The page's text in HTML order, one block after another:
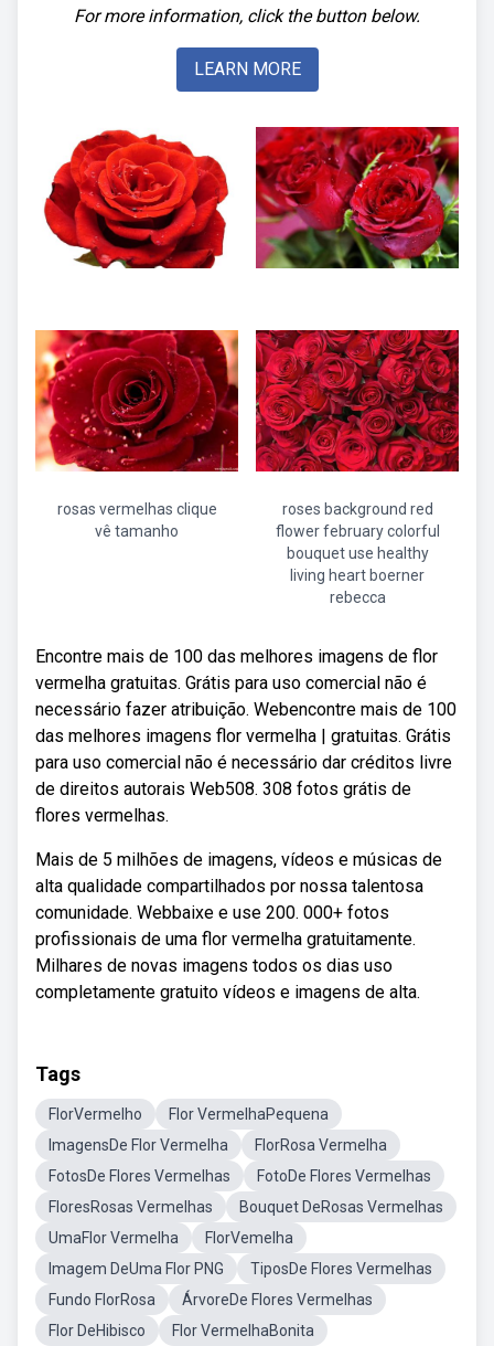
For more information, click the button below.
LEARN MORE
rosas vermelhas clique
vê tamanho
roses background red
flower february colorful
bouquet use healthy
living heart boerner
rebecca
Encontre mais de 100 das melhores imagens de flor
vermelha gratuitas. Grátis para uso comercial não é
necessário fazer atribuição. Webencontre mais de 100
das melhores imagens flor vermelha | gratuitas. Grátis
para uso comercial não é necessário dar créditos livre
de direitos autorais Web508. 308 fotos grátis de
flores vermelhas.
Mais de 5 milhões de imagens, vídeos e músicas de
alta qualidade compartilhados por nossa talentosa
comunidade. Webbaixe e use 200. 000+ fotos
profissionais de uma flor vermelha gratuitamente.
Milhares de novas imagens todos os dias uso
completamente gratuito vídeos e imagens de alta.
Tags
FlorVermelho
Flor VermelhaPequena
ImagensDe Flor Vermelha
FlorRosa Vermelha
FotosDe Flores Vermelhas
FotoDe Flores Vermelhas
FloresRosas Vermelhas
Bouquet DeRosas Vermelhas
UmaFlor Vermelha
FlorVemelha
Imagem DeUma Flor PNG
TiposDe Flores Vermelhas
Fundo FlorRosa
ÁrvoreDe Flores Vermelhas
Flor DeHibisco
Flor VermelhaBonita